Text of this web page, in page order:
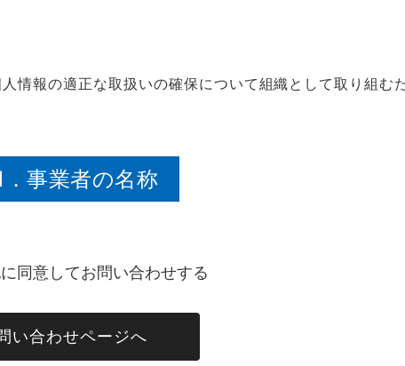
情報の適正な取扱いの確保について組織として取り組む
．事業者の名称
い合わせページへ
に同意してお問い合わせする